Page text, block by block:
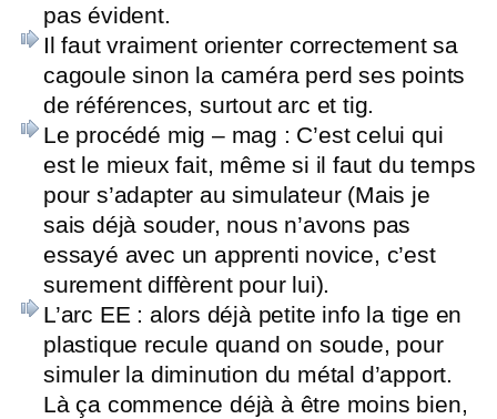
pas évident.
Il faut vraiment orienter correctement sa
cagoule sinon la caméra perd ses points
de références, surtout arc et tig.
Le procédé mig – mag : C’est celui qui
est le mieux fait, même si il faut du temps
pour s’adapter au simulateur (Mais je
sais déjà souder, nous n’avons pas
essayé avec un apprenti novice, c’est
surement diffèrent pour lui).
L’arc EE : alors déjà petite info la tige en
plastique recule quand on soude, pour
simuler la diminution du métal d’apport.
Là ça commence déjà à être moins bien,